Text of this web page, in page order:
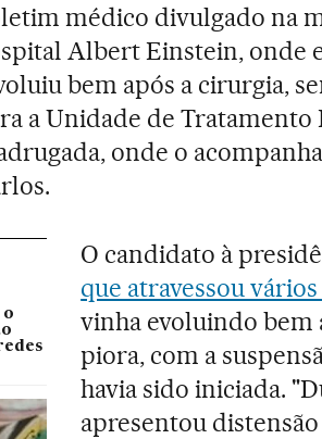
médico divulgado na
Albert Einstein, onde
bem após a cirurgia,
a Unidade de
onde o
o
O candidato à
que atravessou
vinha evoluindo bem
piora, com a
havia sido iniciada.
apresentou